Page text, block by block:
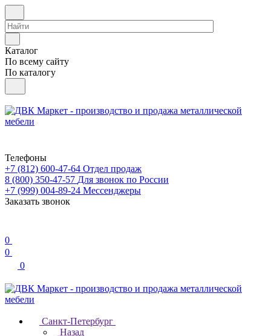
Каталог
По всему сайту
По каталогу
Телефоны
+7 (812) 600-47-64 Отдел продаж
8 (800) 350-47-57 Для звонок по России
+7 (999) 004-89-24 Мессенджеры
Заказать звонок
0
0
0
Санкт-Петербург
Назад